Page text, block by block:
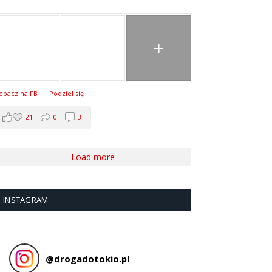
+
na FB · Podziel się
21 0 3
Load more
INSTAGRAM
@drogadotokio.pl